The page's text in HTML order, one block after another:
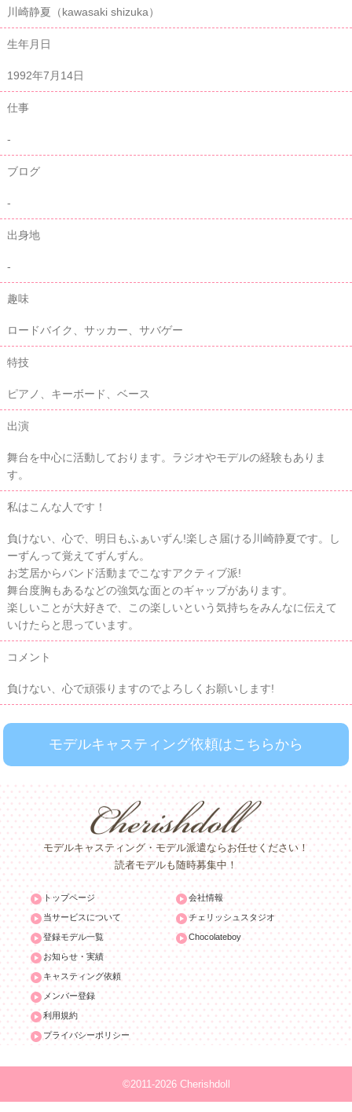
川崎静夏（kawasaki shizuka）
生年月日
1992年7月14日
仕事
-
ブログ
-
出身地
-
趣味
ロードバイク、サッカー、サバゲー
特技
ピアノ、キーボード、ベース
出演
舞台を中心に活動しております。ラジオやモデルの経験もありま
す。
私はこんな人です！
負けない、心で、明日もふぁいずん!楽しさ届ける川崎静夏です。し
ーずんって覚えてずんずん。
お芝居からバンド活動までこなすアクティブ派!
舞台度胸もあるなどの強気な面とのギャップがあります。
楽しいことが大好きで、この楽しいという気持ちをみんなに伝えて
いけたらと思っています。
コメント
負けない、心で頑張りますのでよろしくお願いします!
モデルキャスティング依頼はこちらから
モデルキャスティング・モデル派遣ならお任せください！
読者モデルも随時募集中！
トップページ
当サービスについて
登録モデル一覧
お知らせ・実績
キャスティング依頼
メンバー登録
利用規約
プライバシーポリシー
会社情報
チェリッシュスタジオ
Chocolateboy
©2011-2026 Cherishdoll